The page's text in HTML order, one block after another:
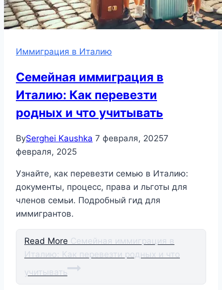
Иммиграция в Италию
Семейная иммиграция в
Италию: Как перевезти
родных и что учитывать
BySerghei Kaushka 7 февраля, 20257
февраля, 2025
Узнайте, как перевезти семью в Италию:
документы, процесс, права и льготы для
членов семьи. Подробный гид для
иммигрантов.
Read More Семейная иммиграция в
Италию: Как перевезти родных и что
учитывать